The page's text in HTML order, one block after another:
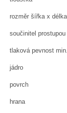
rozměr šířka x
součinitel
tlaková pevnost
jádro
povrch
hrana